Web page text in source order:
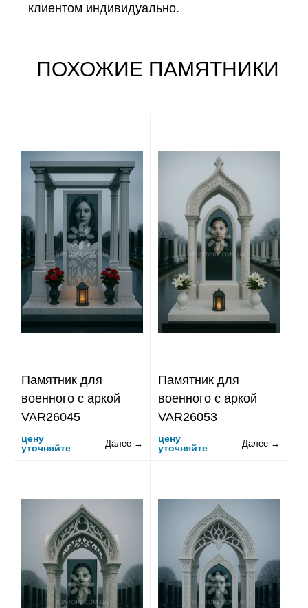
клиентом индивидуально.
ПОХОЖИЕ ПАМЯТНИКИ
Памятник для
военного с аркой
VAR26045
цену
уточняйте
Далее →
Памятник для
военного с аркой
VAR26053
цену
уточняйте
Далее →